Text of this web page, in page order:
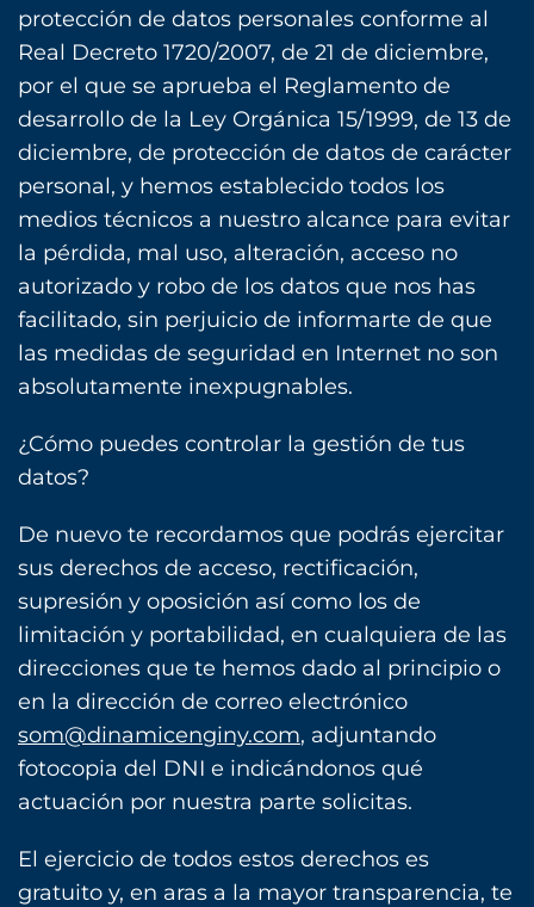
protección de datos personales conforme al
Real Decreto 1720/2007, de 21 de diciembre,
por el que se aprueba el Reglamento de
desarrollo de la Ley Orgánica 15/1999, de 13 de
diciembre, de protección de datos de carácter
personal, y hemos establecido todos los
medios técnicos a nuestro alcance para evitar
la pérdida, mal uso, alteración, acceso no
autorizado y robo de los datos que nos has
facilitado, sin perjuicio de informarte de que
las medidas de seguridad en Internet no son
absolutamente inexpugnables.
¿Cómo puedes controlar la gestión de tus
datos?
De nuevo te recordamos que podrás ejercitar
sus derechos de acceso, rectificación,
supresión y oposición así como los de
limitación y portabilidad, en cualquiera de las
direcciones que te hemos dado al principio o
en la dirección de correo electrónico
som@dinamicenginy.com, adjuntando
fotocopia del DNI e indicándonos qué
actuación por nuestra parte solicitas.
El ejercicio de todos estos derechos es
gratuito y, en aras a la mayor transparencia, te